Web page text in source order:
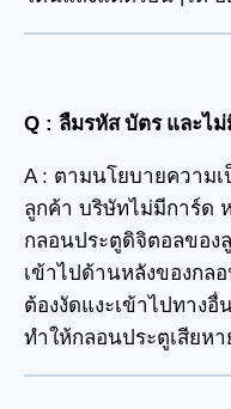
Q : ลืมรหัส บัตร และไม่
A : ตามนโยบายความ
ลูกค้า บริษัทไม่มีการ์ด
กลอนประตูดิจิตอลของ
เข้าไปด้านหลังของกล
ต้องงัดแงะเข้าไปทาง
ทำให้กลอนประตูเสียห